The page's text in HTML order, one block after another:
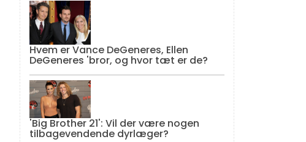
Hvem er Vance DeGeneres, Ellen
DeGeneres 'bror, og hvor tæt er de?
'Big Brother 21': Vil der være nogen
tilbagevendende dyrlæger?